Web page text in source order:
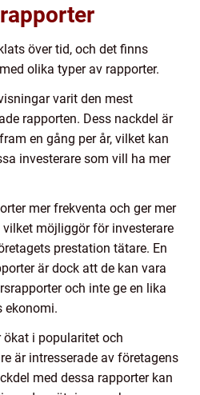
över tid, och det finns
olika typer av rapporter.
varit den mest
rapporten. Dess nackdel är
en gång per år, vilket kan
investerare som vill ha mer
mer frekventa och ger mer
möjliggör för investerare
prestation tätare. En
är dock att de kan vara
och inte ge en lika
ekonomi.
ökat i popularitet och
är intresserade av företagens
med dessa rapporter kan